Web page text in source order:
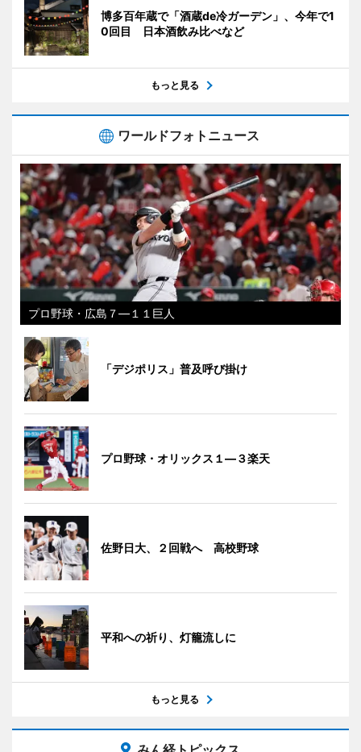
博多百年蔵で「酒蔵de冷ガーデン」、今年で1
0回目 日本酒飲み比べなど
もっと見る
ワールドフォトニュース
プロ野球・広島７―１１巨人
「デジポリス」普及呼び掛け
プロ野球・オリックス１―３楽天
佐野日大、２回戦へ 高校野球
平和への祈り、灯籠流しに
もっと見る